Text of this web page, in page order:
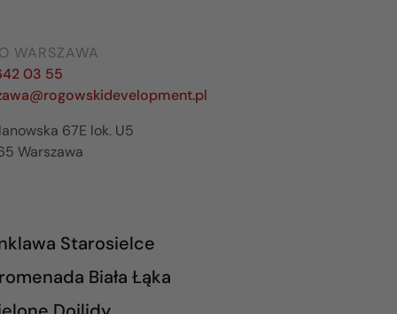
WARSZAWA
03 55
67E lok. U5
Warszawa
Starosielce
Biała Łąka